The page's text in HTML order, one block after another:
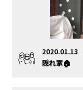
2020.01.13
隠れ家🏠